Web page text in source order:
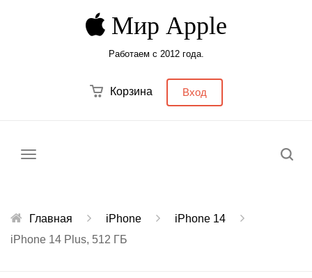
Мир Apple
Работаем с 2012 года.
Корзина Вход
Главная iPhone
iPhone 14
iPhone 14 Plus, 512 ГБ